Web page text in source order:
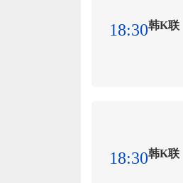
18:30韩K联
18:30韩K联